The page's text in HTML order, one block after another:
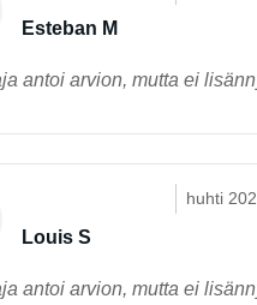
Esteban M
antoi arvion, mutta ei
huhti
Louis S
antoi arvion, mutta ei